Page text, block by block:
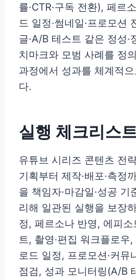
률·CTR·구독 전환), 페르
드 일정·썸네일·프로모션
글·A/B 테스트 같은 정성
치마크와 모범 사례를 정
과정에서 성과를 체계적
다.
실행 체크리스
유튜브 시리즈 콘텐츠 전
기획부터 제작·배포·측정
을 책임자·마감일·성공
리해 일관된 실행을 보장
정, 페르소나 반영, 에피소
트, 촬영·편집 워크플로우
로드 일정, 프로모션·커뮤
점검, 성과 모니터링(A/B